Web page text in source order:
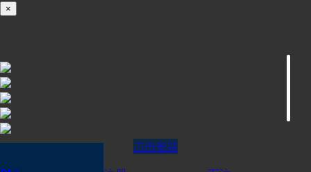
×
点击安装